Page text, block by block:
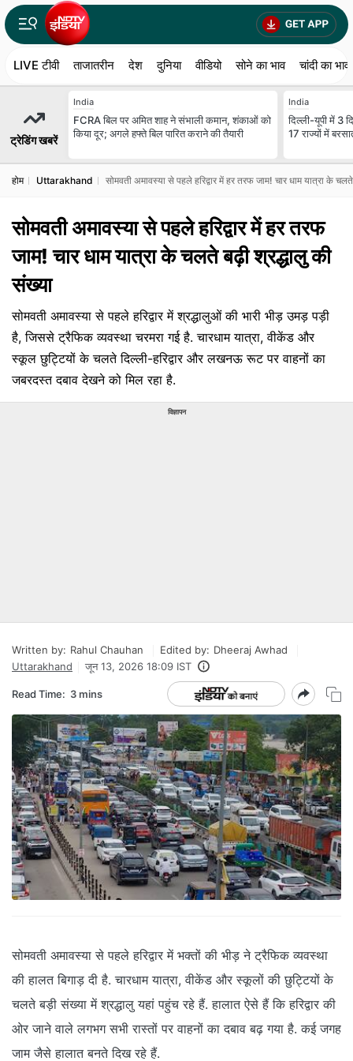
LIVE टीवी ताजातरीन देश दुनिया वीडियो सोने का भाव चांदी का भाव
ट्रेडिंग खबरें
India
FCRA बिल पर अमित शाह ने संभाली कमान, शंकाओं को
किया दूर; अगले हफ्ते बिल पारित कराने की तैयारी
India
दिल्ली-यूपी में 3
17 राज्यों में
होम Uttarakhand सोमवती अमावस्या से पहले हरिद्वार में हर तरफ जाम! चार धाम यात्रा के
सोमवती अमावस्या से पहले हरिद्वार में हर तरफ
जाम! चार धाम यात्रा के चलते बढ़ी श्रद्धालु की
संख्या
सोमवती अमावस्या से पहले हरिद्वार में श्रद्धालुओं की भारी भीड़ उमड़ पड़ी
है, जिससे ट्रैफिक व्यवस्था चरमरा गई है. चारधाम यात्रा, वीकेंड और
स्कूल छुट्टियों के चलते दिल्ली-हरिद्वार और लखनऊ रूट पर वाहनों का
जबरदस्त दबाव देखने को मिल रहा है.
विज्ञापन
Written by: Rahul Chauhan Edited by: Dheeraj Awhad
Uttarakhand
जून 13, 2026 18:09 IST
Read Time: 3 mins
सोमवती अमावस्या से पहले हरिद्वार में भक्तों की भीड़ ने ट्रैफिक व्यवस्था
की हालत बिगाड़ दी है. चारधाम यात्रा, वीकेंड और स्कूलों की छुट्टियों के
चलते बड़ी संख्या में श्रद्धालु यहां पहुंच रहे हैं. हालात ऐसे हैं कि हरिद्वार की
ओर जाने वाले लगभग सभी रास्तों पर वाहनों का दबाव बढ़ गया है. कई जगह
जाम जैसे हालात बनते दिख रहे हैं.